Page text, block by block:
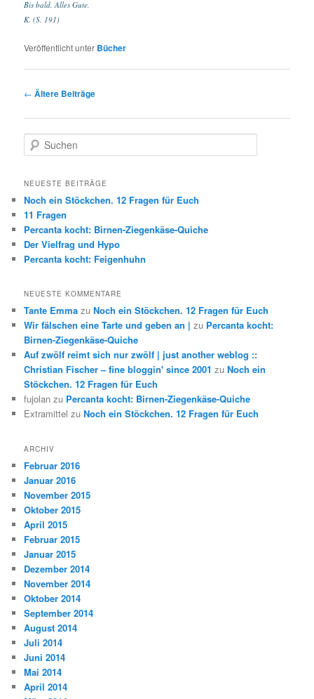
Bis bald. Alles Gute,
K. (S. 191)
Veröffentlicht unter Bücher
Beitragsnavigation
← Ältere Beiträge
Suchen
NEUESTE BEITRÄGE
Noch ein Stöckchen. 12 Fragen für Euch
11 Fragen
Percanta kocht: Birnen-Ziegenkäse-Quiche
Der Vielfrag und Hypo
Percanta kocht: Feigenhuhn
NEUESTE KOMMENTARE
Tante Emma zuNoch ein Stöckchen. 12 Fragen für Euch
Wir fälschen eine Tarte und geben an | zu Percanta kocht:
Birnen-Ziegenkäse-Quiche
Auf zwölf reimt sich nur zwölf | just another weblog ::
Christian Fischer – fine bloggin' since 2001 zuNoch ein
Stöckchen. 12 Fragen für Euch
fujolan zu Percanta kocht: Birnen-Ziegenkäse-Quiche
Extramittel zuNoch ein Stöckchen. 12 Fragen für Euch
ARCHIV
Februar 2016
Januar 2016
November 2015
Oktober 2015
April 2015
Februar 2015
Januar 2015
Dezember 2014
November 2014
Oktober 2014
September 2014
August 2014
Juli 2014
Juni 2014
Mai 2014
April 2014